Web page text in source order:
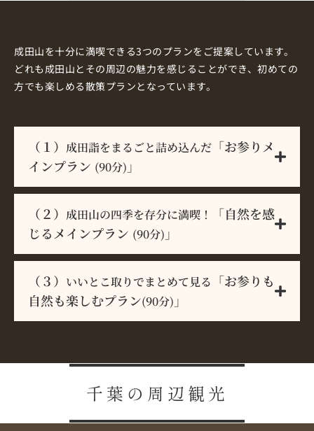
成田山を十分に満喫できる3つのプランをご提案しています。
どれも成田山とその周辺の魅力を感じることができ、初めての
方でも楽しめる散策プランとなっています。
（１） 成田詣をまるごと詰め込んだ 「お参りメ
インプラン (90分) 」
（２） 成田山の四季を存分に満喫！
「自然を感
じるメインプラン (90分) 」
（３） いいとこ取りでまとめて見る 「お参りも
自然も楽しむプラン(90分) 」
千葉の周辺観光